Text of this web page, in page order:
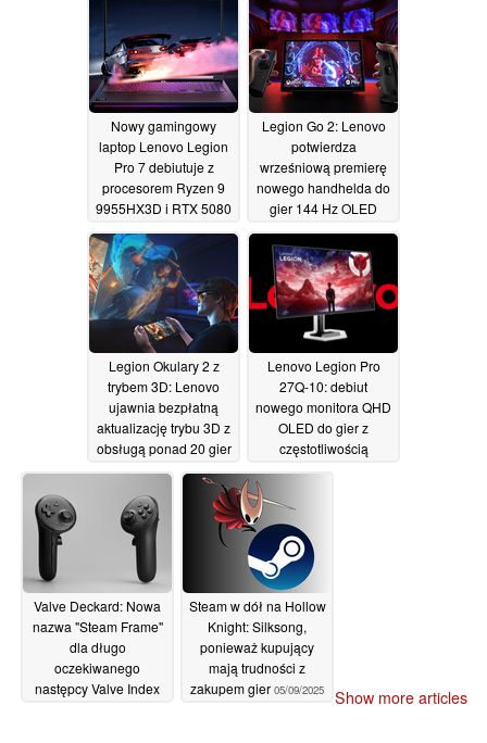
Nowy gamingowy
laptop Lenovo Legion
Pro 7 debiutuje z
procesorem Ryzen 9
9955HX3D i RTX 5080
05/09/2025
Legion Go 2: Lenovo
potwierdza
wrześniową premierę
nowego handhelda do
gier 144 Hz OLED
VRR05/09/2025
Legion Okulary 2 z
trybem 3D: Lenovo
ujawnia bezpłatną
aktualizację trybu 3D z
obsługą ponad 20 gier
05/09/2025
Lenovo Legion Pro
27Q-10: debiut
nowego monitora QHD
OLED do gier z
częstotliwością
odświeżania 280 Hz
Valve Deckard: Nowa
nazwa "Steam Frame"
dla długo
oczekiwanego
następcy Valve Index
Steam w dół na Hollow
Knight: Silksong,
ponieważ kupujący
mają trudności z
zakupem gier 05/09/2025 Show more articles